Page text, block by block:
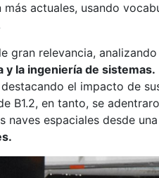
actuales, usando
gran relevancia,
y la ingeniería de sistemas.
el impacto de
B1.2, en tanto, se
espaciales desde